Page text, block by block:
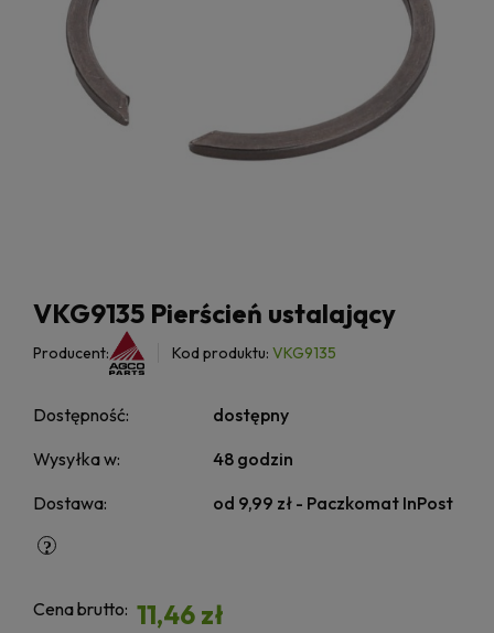
VKG9135 Pierścień ustalający
Producent: Kod produktu: VKG9135
Dostępność:
dostępny
Wysyłka w:
48 godzin
Dostawa:
od 9,99 zł - Paczkomat InPost
Cena brutto: 11,46 zł